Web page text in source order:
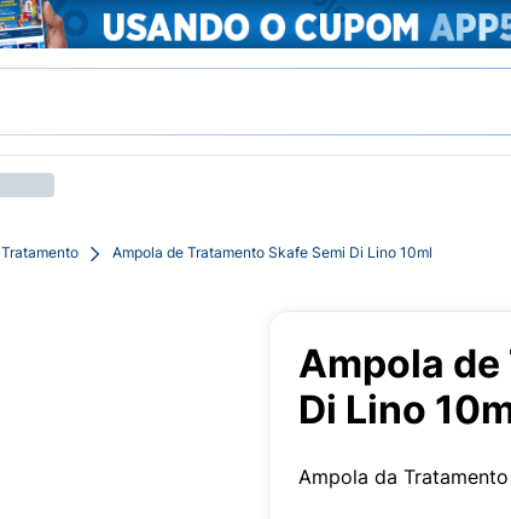
Ampola de Tratamento Skafe Semi Di Lino 10ml
Ampola de
Di Lino
Ampola da